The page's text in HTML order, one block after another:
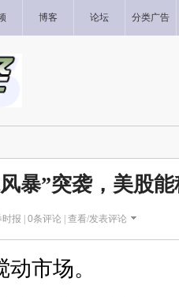
博客 论坛 分类广告
暴”突袭，美股
报 | 0条评论 | 查看/发表评论
市场。